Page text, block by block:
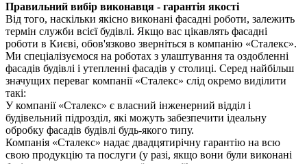
Правильний вибір виконавця - гарантія якості
Від того, наскільки якісно виконані фасадні роботи, залежить
термін служби всієї будівлі. Якщо вас цікавлять фасадні
роботи в Києві, обов'язково зверніться в компанію «Сталекс».
Ми спеціалізуємося на роботах з улаштування та оздобленні
фасадів будівлі і утепленні фасадів у столиці. Серед найбільш
значущих переваг компанії «Сталекс» слід окремо виділити
такі:
У компанії «Сталекс» є власний інженерний відділ і
будівельний підрозділ, які можуть забезпечити ідеальну
обробку фасадів будівлі будь-якого типу.
Компанія «Сталекс» надає двадцятирічну гарантію на всю
свою продукцію та послуги (у разі, якщо вони були виконані